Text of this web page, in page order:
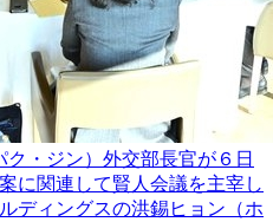
ク・ジン）外交部長官が６日
に関連して賢人会議を主宰し
ディングスの洪錫ヒョン（ホ